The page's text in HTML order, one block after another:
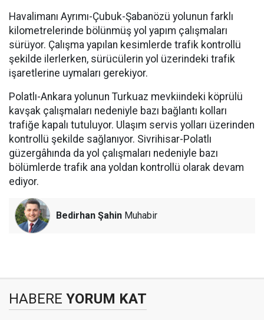
Havalimanı Ayrımı-Çubuk-Şabanözü yolunun farklı
kilometrelerinde bölünmüş yol yapım çalışmaları
sürüyor. Çalışma yapılan kesimlerde trafik kontrollü
şekilde ilerlerken, sürücülerin yol üzerindeki trafik
işaretlerine uymaları gerekiyor.
Polatlı-Ankara yolunun Turkuaz mevkiindeki köprülü
kavşak çalışmaları nedeniyle bazı bağlantı kolları
trafiğe kapalı tutuluyor. Ulaşım servis yolları üzerinden
kontrollü şekilde sağlanıyor. Sivrihisar-Polatlı
güzergâhında da yol çalışmaları nedeniyle bazı
bölümlerde trafik ana yoldan kontrollü olarak devam
ediyor.
Bedirhan Şahin Muhabir
HABERE YORUM KAT